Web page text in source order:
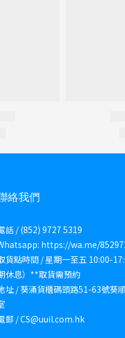
絡我們
話 / (852) 9727 5319
https://wa.me/
貨點時間 / 星期一至五 10:00-
休息）**取貨需預約
址 / 葵涌貨櫃碼頭路51-63號葵
郵 / CS@uuil.com.hk